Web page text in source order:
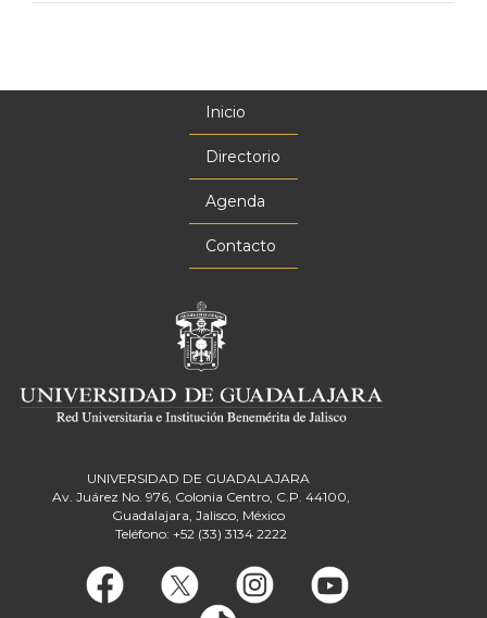
Inicio
Directorio
Agenda
Contacto
UNIVERSIDAD DE GUADALAJARA
Av. Juárez No. 976, Colonia Centro, C.P. 44100,
Guadalajara, Jalisco, México
Teléfono: +52 (33) 3134 2222